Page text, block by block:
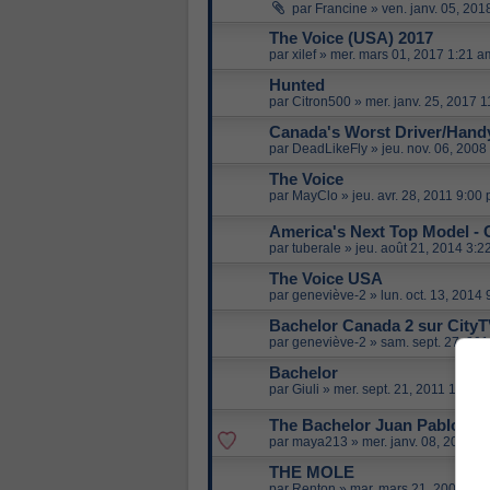
par Francine » ven. janv. 05,
The Voice (USA) 2017
par xilef» mer. mars 01, 2017 1:21
Hunted
par Citron500 » mer. janv. 25, 2017
Canada's Worst Driver/
par DeadLikeFly » jeu. nov. 06,
The Voice
par MayClo » jeu. avr. 28, 2011 9:00
America's Next Top Model -
par tuberale » jeu. août 21, 2014
The Voice USA
par geneviève-2 » lun. oct. 13, 2014
Bachelor Canada 2 sur
par geneviève-2 » sam. sept. 27,
Bachelor
par Giuli » mer. sept. 21, 2011 1:10 am
The Bachelor Juan Pablo
par maya213 » mer. janv. 08, 2014
THE MOLE